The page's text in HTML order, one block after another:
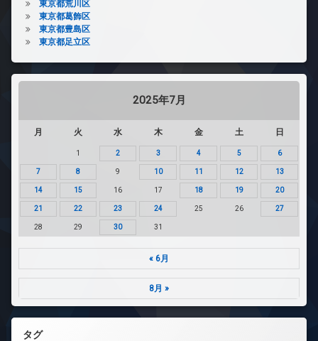
東京都荒川区
東京都葛飾区
東京都豊島区
東京都足立区
2025年7月
月 火 水 木 金 土 日
1 2 3 4 5 6
7 8 9 10 11 12 13
14 15 16 17 18 19 20
21 22 23 24 25 26 27
28 29 30 31
« 6月
8月 »
タグ